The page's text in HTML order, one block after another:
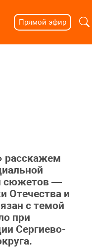
Прямой эфир
расскажем
сюжетов —
Отечества и
с темой
при
Сергиево-